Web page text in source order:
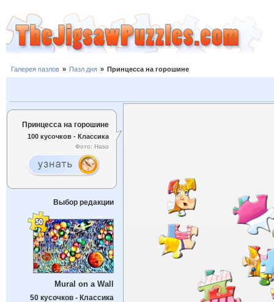
Галерея пазлов » Пазл дня » Принцесса на горошине
Принцесса на горошине
100 кусочков - Классика
Фото: Haso
Выбор редакции
Mural on a Wall
50 кусочков - Классика